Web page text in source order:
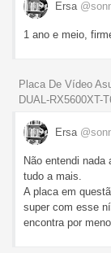
Ersa
1 ano e meio,
Placa De Vídeo
DUAL-RX5600XT-
Ersa
Não entendi
tudo a mais.
A placa em
super com esse
encontra por